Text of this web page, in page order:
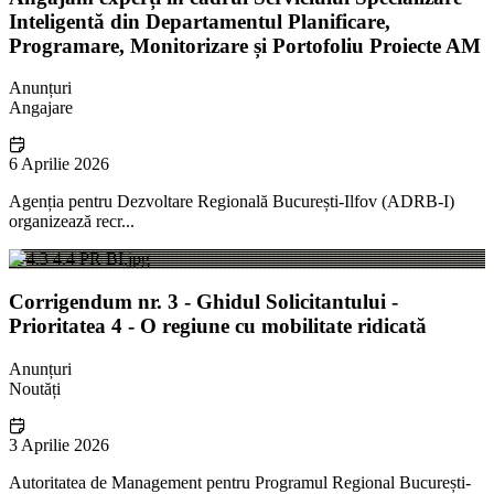
Inteligentă din Departamentul Planificare,
Programare, Monitorizare și Portofoliu Proiecte AM
Anunțuri
Angajare
6 Aprilie 2026
Agenția pentru Dezvoltare Regională București-Ilfov (ADRB-I)
organizează recr...
Corrigendum nr. 3 - Ghidul Solicitantului -
Prioritatea 4 - O regiune cu mobilitate ridicată
Anunțuri
Noutăți
3 Aprilie 2026
Autoritatea de Management pentru Programul Regional București-